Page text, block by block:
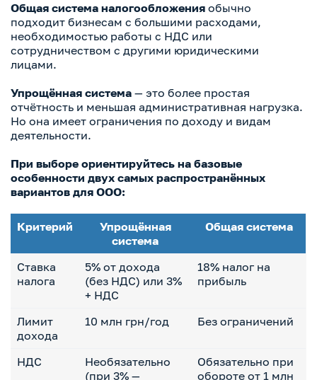
Общая система налогообложения обычно
подходит бизнесам с большими расходами,
необходимостью работы с НДС или
сотрудничеством с другими юридическими
лицами.
Упрощённая система — это более простая
отчётность и меньшая административная нагрузка.
Но она имеет ограничения по доходу и видам
деятельности.
При выборе ориентируйтесь на базовые
особенности двух самых распространённых
вариантов для ООО:
Критерий
Упрощённая
система
Общая система
Ставка
налога
5% от дохода
(без НДС) или 3%
+ НДС
18% налог на
прибыль
Лимит
дохода
10 млн грн/год Без ограничений
НДС
Необязательно
(при 3% —
Обязательно при
обороте от 1 млн